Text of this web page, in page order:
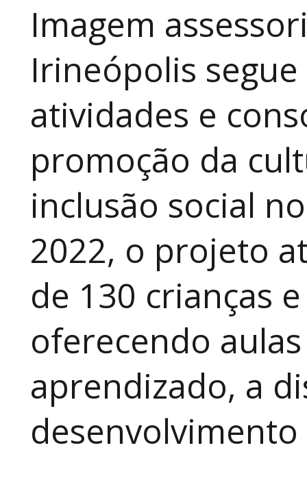
Imagem
Irineópolis
atividades e
promoção da
inclusão social
2022, o projeto
de 130 crianças
oferecendo
aprendizado, a